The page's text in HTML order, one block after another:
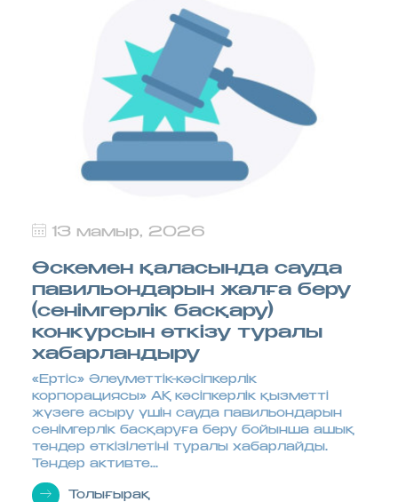
13 мамыр, 2026
Өскемен қаласында сауда
павильондарын жалға беру
(сенімгерлік басқару)
конкурсын өткізу туралы
хабарландыру
«Ертіс» Әлеуметтік-кәсіпкерлік
корпорациясы» АҚ кәсіпкерлік қызметті
жүзеге асыру үшін сауда павильондарын
сенімгерлік басқаруға беру бойынша ашық
тендер өткізілетіні туралы хабарлайды.
Тендер активте...
Толығырақ